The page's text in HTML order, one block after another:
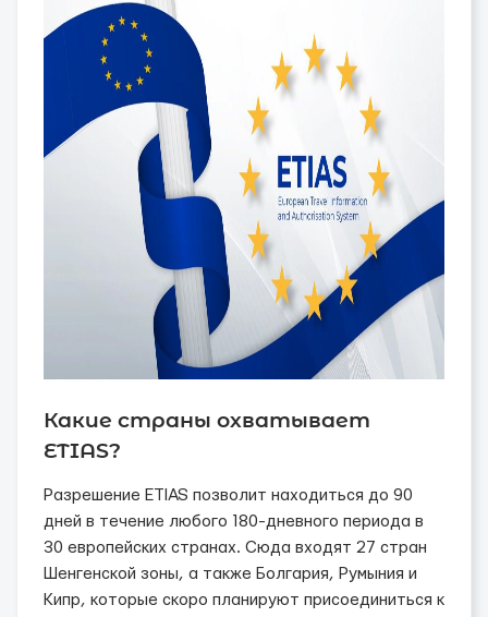
Какие страны охватывает
ETIAS?
Разрешение ETIAS позволит находиться до 90
дней в течение любого 180-дневного периода в
30 европейских странах. Сюда входят 27 стран
Шенгенской зоны, а также Болгария, Румыния и
Кипр, которые скоро планируют присоединиться к